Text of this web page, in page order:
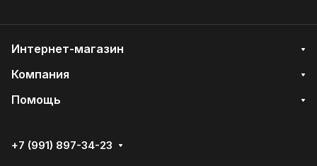
Интернет-магазин
Компания
Помощь
+7 (991) 897-34-23